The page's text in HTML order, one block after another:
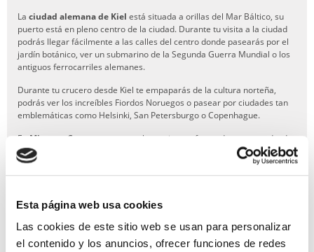
Esta página web usa cookies
Las cookies de este sitio web se usan para personalizar
el contenido y los anuncios, ofrecer funciones de redes
La ciudad alemana de Kiel está situada a orillas del Mar Báltico, su
puerto está en pleno centro de la ciudad. Durante tu visita a la ciudad
podrás llegar fácilmente a las calles del centro donde pasearás por el
jardín botánico, ver un submarino de la Segunda Guerra Mundial o los
antiguos ferrocarriles alemanes.
Durante tu crucero desde Kiel te empaparás de la cultura norteña,
podrás ver los increíbles Fiordos Noruegos o pasear por ciudades tan
emblemáticas como Helsinki, San Petersburgo o Copenhague.
EnMiramar Crucerostenemos las mejores ofertas de cruceros desde
Kiel. Nuestros agentes te ayudarán con toda la gestión de tu reserva,
vuelos y hotel en puerto.
GARANTÍA DE PAGO